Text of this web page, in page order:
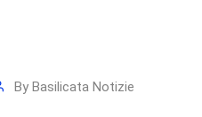
By Basilicata Notizie